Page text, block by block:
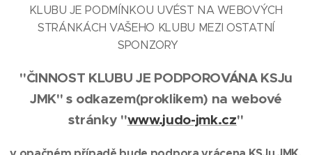
KLUBU JE PODMÍNKOU UVÉST NA WEBOVÝCH
STRÁNKÁCH VAŠEHO KLUBU MEZI OSTATNÍ
SPONZORY
"ČINNOST KLUBU JE PODPOROVÁNA KSJu
JMK" s odkazem(proklikem) na webové
stránky "www.judo-jmk.cz"